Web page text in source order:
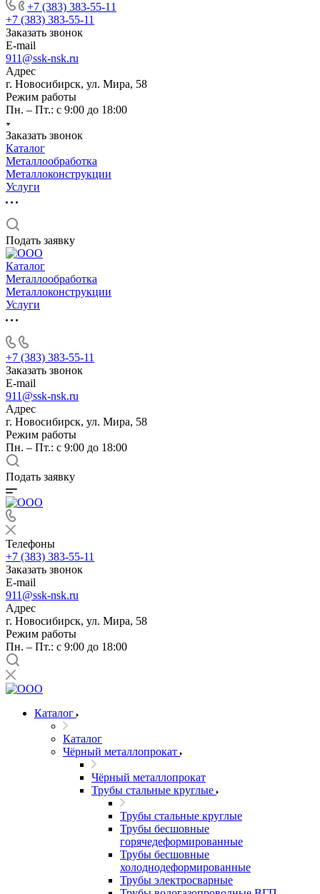
+7 (383) 383-55-11
+7 (383) 383-55-11
Заказать звонок
E-mail
911@ssk-nsk.ru
Адрес
г. Новосибирск, ул. Мира, 58
Режим работы
Пн. – Пт.: с 9:00 до 18:00
Заказать звонок
Каталог
Металлообработка
Металлоконструкции
Услуги
Подать заявку
Каталог
Металлообработка
Металлоконструкции
Услуги
+7 (383) 383-55-11
Заказать звонок
E-mail
911@ssk-nsk.ru
Адрес
г. Новосибирск, ул. Мира, 58
Режим работы
Пн. – Пт.: с 9:00 до 18:00
Подать заявку
Телефоны
+7 (383) 383-55-11
Заказать звонок
E-mail
911@ssk-nsk.ru
Адрес
г. Новосибирск, ул. Мира, 58
Режим работы
Пн. – Пт.: с 9:00 до 18:00
Каталог
Каталог
Чёрный металлопрокат
Чёрный металлопрокат
Трубы стальные круглые
Трубы стальные круглые
Трубы бесшовные
горячедеформированные
Трубы бесшовные
холоднодеформированные
Трубы электросварные